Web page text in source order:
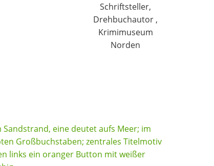
Schriftsteller,
Drehbuchautor ,
Krimimuseum
Norden